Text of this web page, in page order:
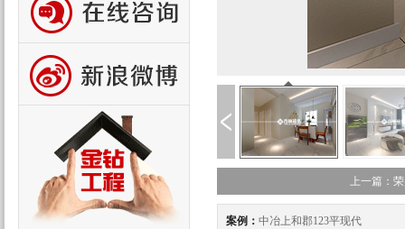
上一篇：
案例： 中冶上和郡123平现代